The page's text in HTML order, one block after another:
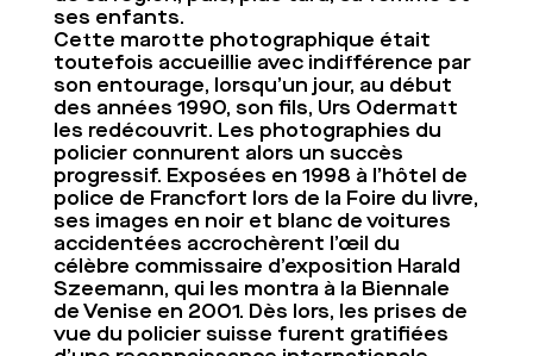
ses enfants.
Cette marotte photographique était
toutefois accueillie avec indifférence par
son entourage, lorsqu’un jour, au début
des années 1990, son fils, Urs Odermatt
les redécouvrit. Les photographies du
policier connurent alors un succès
progressif. Exposées en 1998 à l’hôtel de
police de Francfort lors de la Foire du livre,
ses images en noir et blanc de voitures
accidentées accrochèrent l’œil du
célèbre commissaire d’exposition Harald
Szeemann, qui les montra à la Biennale
de Venise en 2001. Dès lors, les prises de
vue du policier suisse furent gratifiées